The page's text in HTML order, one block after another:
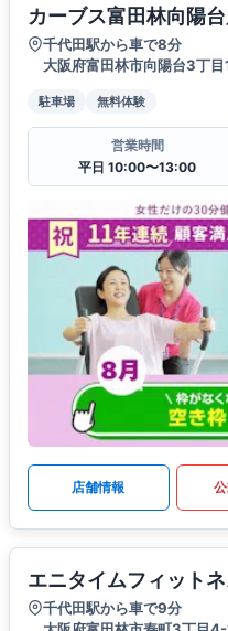
カーブス富田林向陽
千代田駅から車で8分
大阪府富田林市向陽台3丁
駐車場 無料体験
営業時間
平日 10:00〜13:00
店舗情報
エニタイムフィット
千代田駅から車で9分